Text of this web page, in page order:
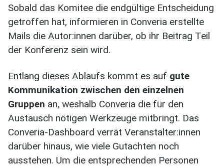
Sobald das Komitee die endgültige Entscheidung
getroffen hat, informieren in Converia erstellte
Mails die Autor:innen darüber, ob ihr Beitrag Teil
der Konferenz sein wird.
Entlang dieses Ablaufs kommt es auf gute
Kommunikation zwischen den einzelnen
Gruppen an, weshalb Converia die für den
Austausch nötigen Werkzeuge mitbringt. Das
Converia-Dashboard verrät Veranstalter:innen
darüber hinaus, wie viele Gutachten noch
ausstehen. Um die entsprechenden Personen